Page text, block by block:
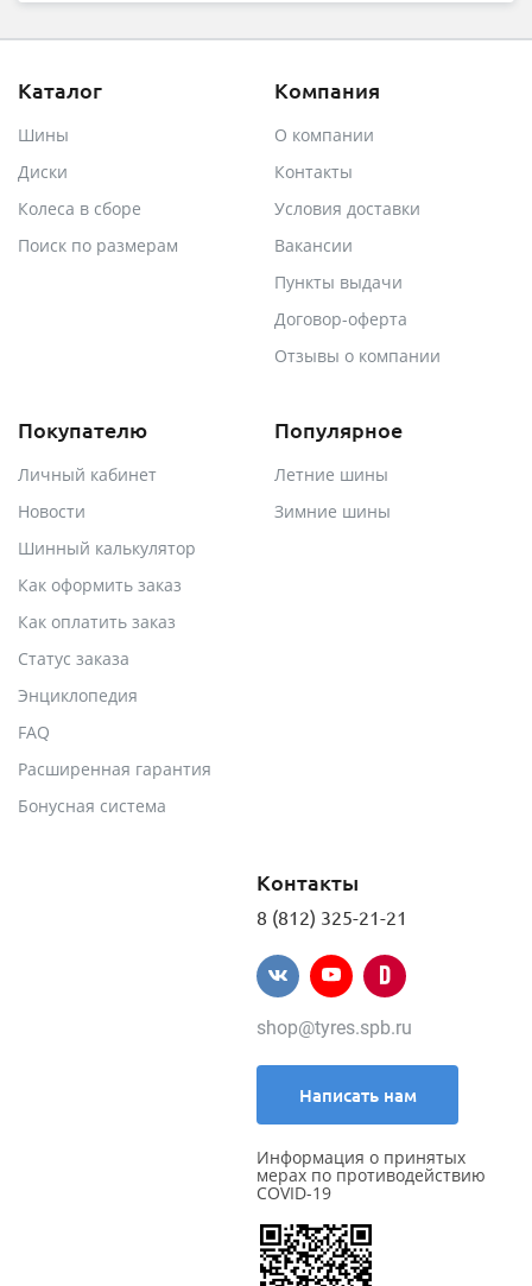
Каталог
Шины
Диски
Колеса в сборе
Поиск по размерам
Компания
О компании
Контакты
Условия доставки
Вакансии
Пункты выдачи
Договор-оферта
Отзывы о компании
Покупателю
Личный кабинет
Новости
Шинный калькулятор
Как оформить заказ
Как оплатить заказ
Статус заказа
Энциклопедия
FAQ
Расширенная гарантия
Бонусная система
Популярное
Летние шины
Зимние шины
Контакты
8 (812) 325-21-21
shop@tyres.spb.ru
Написать нам
Информация о принятых
мерах по противодействию
COVID-19